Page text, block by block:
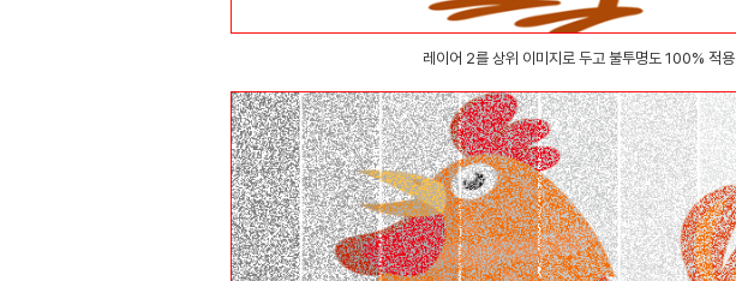
레이어 2를 상위 이미지로 두고 불투명도 100% 적용